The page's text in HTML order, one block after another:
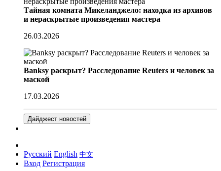
Тайная комната Микеланджело: находка из архивов
и нераскрытые произведения мастера
26.03.2026
Banksy раскрыт? Расследование Reuters и человек за
маской
17.03.2026
Дайджест новостей
Русский English 中文
Вход Регистрация